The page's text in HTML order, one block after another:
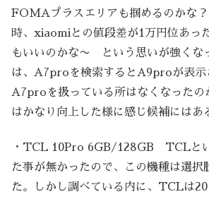
FOMAプラスエリアも掴めるのかな
時、xiaomiとの値段差が1万円位あっ
もいいのかな〜 という思いが強くな
は、A7proを検索するとA9proが表示
A7proを扱っている所はなくなったの
はかなり向上した様に感じ候補にはあ
・TCL 10Pro 6GB/128GB TCLと
た事が無かったので、この機種は選択
た。しかし調べている内に、TCLは